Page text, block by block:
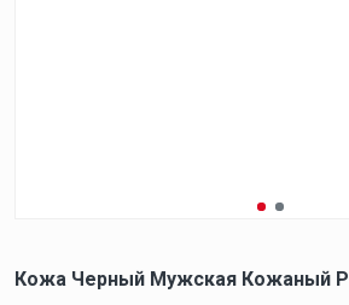
Кожа Черный Мужская Кожаный